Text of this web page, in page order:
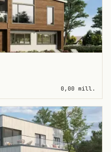
0,00 mill.